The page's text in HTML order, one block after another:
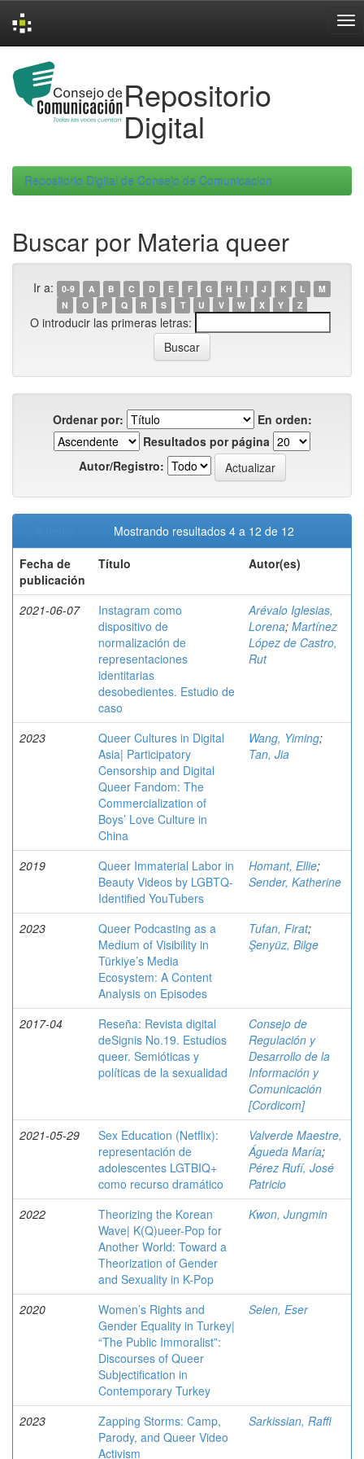
navigation
Repositorio
Digital
Repositorio Digital de Consejo de Comunicacion
Buscar por Materia queer
Ir a: 0-9 A B C D E F G H I J K L
M
N
O P Q R S T U V W X Y Z
O introducir las primeras letras:
Ordenar por:
En orden:
Resultados por página
Autor/Registro:
Mostrando resultados 4 a 12 de 12
Fecha de
publicación
Título Autor(es)
2021-06-07
Instagram como
dispositivo de
normalización de
representaciones
identitarias
desobedientes. Estudio de
caso
Arévalo Iglesias,
Lorena; Martínez
López de Castro,
Rut
2023
Queer Cultures in Digital
Asia| Participatory
Censorship and Digital
Queer Fandom: The
Commercialization of
Boys’ Love Culture in
China
Wang, Yiming;
Tan, Jia
2019
Queer Immaterial Labor in
Beauty Videos by LGBTQ-
Identified YouTubers
Homant, Ellie;
Sender, Katherine
2023
Queer Podcasting as a
Medium of Visibility in
Türkiye’s Media
Ecosystem: A Content
Analysis on Episodes
Tufan, Firat;
Şenyüz, Bilge
2017-04
Reseña: Revista digital
deSignis No.19. Estudios
queer. Semióticas y
políticas de la sexualidad
Consejo de
Regulación y
Desarrollo de la
Información y
Comunicación
[Cordicom]
2021-05-29
Sex Education (Netflix):
representación de
adolescentes LGTBIQ+
como recurso dramático
Valverde Maestre,
Águeda María;
Pérez Rufí, José
Patricio
2022
Theorizing the Korean
Wave| K(Q)ueer-Pop for
Another World: Toward a
Theorization of Gender
and Sexuality in K-Pop
Kwon, Jungmin
2020
Women’s Rights and
Gender Equality in Turkey|
“The Public Immoralist”:
Discourses of Queer
Subjectification in
Contemporary Turkey
Selen, Eser
2023
Zapping Storms: Camp,
Parody, and Queer Video
Activism
Sarkissian, Raffi